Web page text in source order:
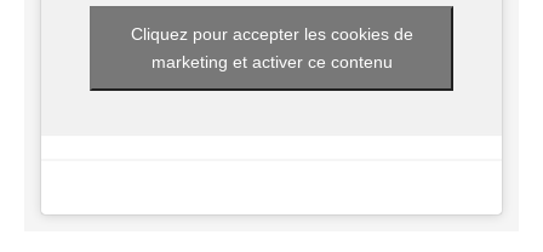
Cliquez pour accepter les cookies de
marketing et activer ce contenu